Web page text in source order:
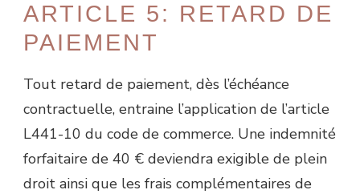
ARTICLE 5: RETARD DE
PAIEMENT
Tout retard de paiement, dès l’échéance
contractuelle, entraine l’application de l’article
L441-10 du code de commerce. Une indemnité
forfaitaire de 40 € deviendra exigible de plein
droit ainsi que les frais complémentaires de